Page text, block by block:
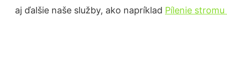
aj ďalšie naše služby, ako napríklad Pílenie